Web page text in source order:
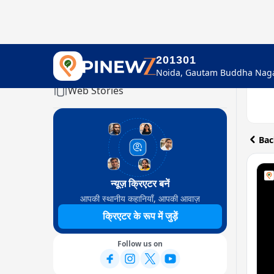
201301
Home
Web Stories
न्यूज़ क्रिएटर बनें
आपकी स्थानीय कहानियाँ, आपकी आवाज़
क्रिएटर के रूप में जुड़ें
Follow us on